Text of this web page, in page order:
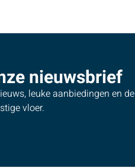
nieuwsbrief
leuke aanbiedingen en de
vloer.